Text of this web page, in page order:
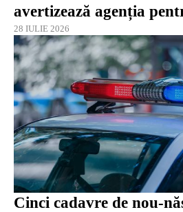
avertizează agenția
28 IULIE 2026
Cinci cadavre de nou-